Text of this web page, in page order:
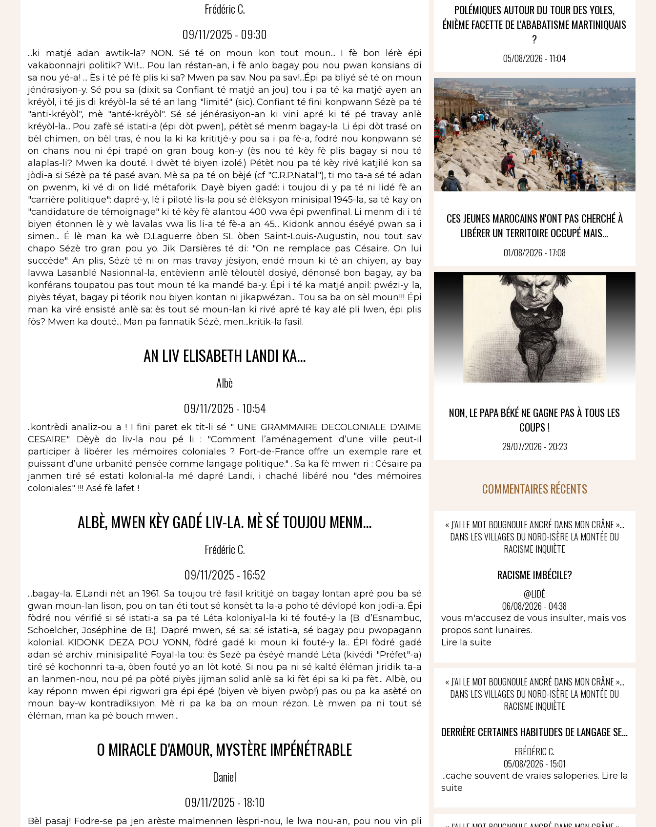
Frédéric C.
09/11/2025 - 09:30
...ki matjé adan awtik-la? NON. Sé té on moun kon tout moun... I fè bon lérè épi
vakabonnajri politik? Wi!.... Pou lan réstan-an, i fè anlo bagay pou nou pwan konsians di
sa nou yé-a! ... Ès i té pé fè plis ki sa? Mwen pa sav. Nou pa sav!...Épi pa bliyé sé té on moun
jénérasiyon-y. Sé pou sa (dixit sa Confiant té matjé an jou) tou i pa té ka matjé ayen an
kréyòl, i té jis di kréyòl-la sé té an lang "limité" (sic). Confiant té fini konpwann Sézè pa té
"anti-kréyòl", mè "anté-kréyòl". Sé sé jénérasiyon-an ki vini apré ki té pé travay anlè
kréyòl-la... Pou zafè sé istati-a (épi dòt pwen), pétèt sé menm bagay-la. Li épi dòt trasé on
bèl chimen, on bèl tras, é nou la ki ka krititjé-y pou sa i pa fè-a, fodré nou konpwann sé
on chans nou ni épi trapé on gran boug kon-y (ès nou té kèy fè plis bagay si nou té
alaplas-li? Mwen ka douté. I dwèt té biyen izolé.) Pétèt nou pa té kèy rivé katjilé kon sa
jòdi-a si Sézè pa té pasé avan. Mè sa pa té on bèjé (cf "C.R.P.Natal"), ti mo ta-a sé té adan
on pwenm, ki vé di on lidé métaforik. Dayè biyen gadé: i toujou di y pa té ni lidé fè an
"carrière politique": dapré-y, lè i piloté lis-la pou sé élèksyon minisipal 1945-la, sa té kay on
"candidature de témoignage" ki té kèy fè alantou 400 vwa épi pwenfinal. Li menm di i té
biyen étonnen lè y wè lavalas vwa lis li-a té fè-a an 45... Kidonk annou éséyé pwan sa i
simen... É lè man ka wè D.Laguerre òben SL òben Saint-Louis-Augustin, nou tout sav
chapo Sézè tro gran pou yo. Jik Darsières té di: "On ne remplace pas Césaire. On lui
succède". An plis, Sézè té ni on mas travay jèsiyon, endé moun ki té an chiyen, ay bay
lavwa Lasanblé Nasionnal-la, entèvienn anlè tèloutèl dosiyé, dénonsé bon bagay, ay ba
konférans toupatou pas tout moun té ka mandé ba-y. Épi i té ka matjé anpil: pwézi-y la,
piyès téyat, bagay pi téorik nou biyen kontan ni jikapwézan... Tou sa ba on sèl moun!!! Épi
man ka viré ensisté anlè sa: ès tout sé moun-lan ki rivé apré té kay alé pli lwen, épi plis
fòs? Mwen ka douté... Man pa fannatik Sézè, men...kritik-la fasil.
AN LIV ELISABETH LANDI KA...
Albè
09/11/2025 - 10:54
..kontrèdi analiz-ou a ! I fini paret ek tit-li sé " UNE GRAMMAIRE DECOLONIALE D'AIME
CESAIRE". Dèyè do liv-la nou pé li : "Comment l’aménagement d’une ville peut-il
participer à libérer les mémoires coloniales ? Fort-de-France offre un exemple rare et
puissant d’une urbanité pensée comme langage politique." . Sa ka fè mwen ri : Césaire pa
janmen tiré sé estati kolonial-la mé dapré Landi, i chaché libéré nou "des mémoires
coloniales" !!! Asé fè lafet !
ALBÈ, MWEN KÈY GADÉ LIV-LA. MÈ SÉ TOUJOU MENM...
Frédéric C.
09/11/2025 - 16:52
...bagay-la. E.Landi nèt an 1961. Sa toujou tré fasil krititjé on bagay lontan apré pou ba sé
gwan moun-lan lison, pou on tan éti tout sé konsèt ta la-a poho té dévlopé kon jodi-a. Épi
fòdré nou vérifié si sé istati-a sa pa té Léta koloniyal-la ki té fouté-y la (B. d’Esnambuc,
Schoelcher, Joséphine de B.). Dapré mwen, sé sa: sé istati-a, sé bagay pou pwopagann
kolonial. KIDONK DEZA POU YONN, fòdré gadé ki moun ki fouté-y la.. ÉPI fòdré gadé
adan sé archiv minisipalité Foyal-la tou: ès Sezè pa éséyé mandé Léta (kivédi "Préfet"-a)
tiré sé kochonnri ta-a, òben fouté yo an lòt koté. Si nou pa ni sé kalté éléman jiridik ta-a
an lanmen-nou, nou pé pa pòté piyès jijman solid anlè sa ki fèt épi sa ki pa fèt... Albè, ou
kay réponn mwen épi rigwori gra épi épé (biyen vè biyen pwòp!) pas ou pa ka asèté on
moun bay-w kontradiksiyon. Mè ri pa ka ba on moun rézon. Lè mwen pa ni tout sé
éléman, man ka pé bouch mwen...
O MIRACLE D'AMOUR, MYSTÈRE IMPÉNÉTRABLE
Daniel
09/11/2025 - 18:10
Bèl pasaj! Fodre-se pa jen arèste malmennen lèspri-nou, le lwa nou-an, pou nou vin pli
POLÉMIQUES AUTOUR DU TOUR DES YOLES,
ÉNIÈME FACETTE DE L'ABABATISME MARTINIQUAIS
?
05/08/2026 - 11:04
CES JEUNES MAROCAINS N'ONT PAS CHERCHÉ À
LIBÉRER UN TERRITOIRE OCCUPÉ MAIS...
01/08/2026 - 17:08
NON, LE PAPA BÉKÉ NE GAGNE PAS À TOUS LES
COUPS !
29/07/2026 - 20:23
COMMENTAIRES RÉCENTS
« J’AI LE MOT BOUGNOULE ANCRÉ DANS MON CRÂNE »…
DANS LES VILLAGES DU NORD-ISÈRE LA MONTÉE DU
RACISME INQUIÈTE
RACISME IMBÉCILE?
@LIDÉ
06/08/2026 - 04:38
vous m'accusez de vous insulter, mais vos
propos sont lunaires.
Lire la suite
« J’AI LE MOT BOUGNOULE ANCRÉ DANS MON CRÂNE »…
DANS LES VILLAGES DU NORD-ISÈRE LA MONTÉE DU
RACISME INQUIÈTE
DERRIÈRE CERTAINES HABITUDES DE LANGAGE SE...
FRÉDÉRIC C.
05/08/2026 - 15:01
...cache souvent de vraies saloperies. Lire la
suite